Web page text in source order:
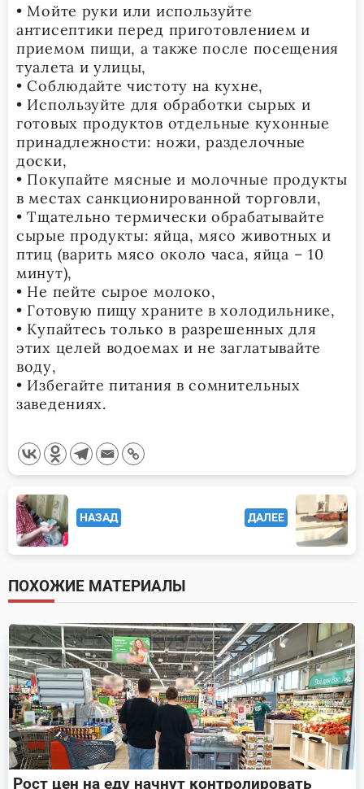
• Мойте руки или используйте
антисептики перед приготовлением и
приемом пищи, а также после посещения
туалета и улицы,
• Соблюдайте чистоту на кухне,
• Используйте для обработки сырых и
готовых продуктов отдельные кухонные
принадлежности: ножи, разделочные
доски,
• Покупайте мясные и молочные продукты
в местах санкционированной торговли,
• Тщательно термически обрабатывайте
сырые продукты: яйца, мясо животных и
птиц (варить мясо около часа, яйца – 10
минут),
• Не пейте сырое молоко,
• Готовую пищу храните в холодильнике,
• Купайтесь только в разрешенных для
этих целей водоемах и не заглатывайте
воду,
• Избегайте питания в сомнительных
заведениях.
<span
class="nav-
subtitle
screen-
reader-
text">Page</span>
НАЗАД ДАЛЕЕ
ПОХОЖИЕ МАТЕРИАЛЫ
Рост цен на еду начнут контролировать